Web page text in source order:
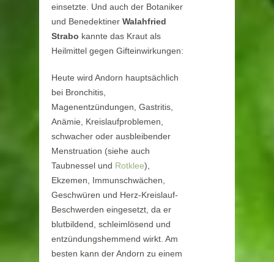
einsetzte. Und auch der Botaniker
und Benedektiner Walahfried
Strabo kannte das Kraut als
Heilmittel gegen Gifteinwirkungen:
Heute wird Andorn hauptsächlich
bei Bronchitis,
Magenentzündungen, Gastritis,
Anämie, Kreislaufproblemen,
schwacher oder ausbleibender
Menstruation (siehe auch
Taubnessel und Rotklee),
Ekzemen, Immunschwächen,
Geschwüren und Herz-Kreislauf-
Beschwerden eingesetzt, da er
blutbildend, schleimlösend und
entzündungshemmend wirkt. Am
besten kann der Andorn zu einem